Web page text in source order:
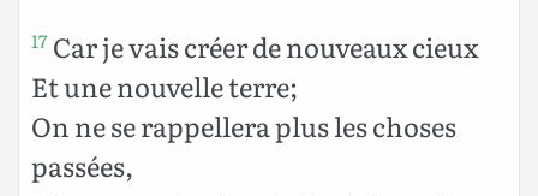
17 Car je vais créer de nouveaux cieux
Et une nouvelle terre;
On ne se rappellera plus les choses
passées,